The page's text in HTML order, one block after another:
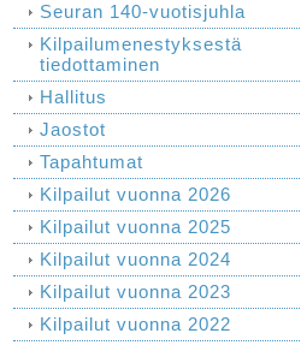
Seuran 140-vuotisjuhla
Kilpailumenestyksestä
tiedottaminen
Hallitus
Jaostot
Tapahtumat
Kilpailut vuonna 2026
Kilpailut vuonna 2025
Kilpailut vuonna 2024
Kilpailut vuonna 2023
Kilpailut vuonna 2022